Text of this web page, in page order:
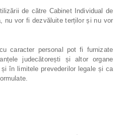
de către Cabinet Individual de
nu vor fi dezvăluite terților și nu vor
caracter personal pot fi furnizate
judecătorești și altor organe
în limitele prevederilor legale și ca